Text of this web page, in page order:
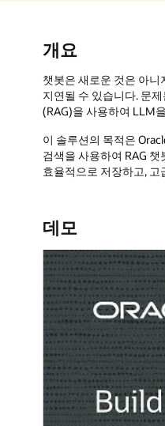
개요
챗봇은 새로운 것은 아
지연될 수 있습니다. 문
(RAG)을 사용하여 LLM
이 솔루션의 목적은
검색을 사용하여 RAG
효율적으로 저장하고,
데모